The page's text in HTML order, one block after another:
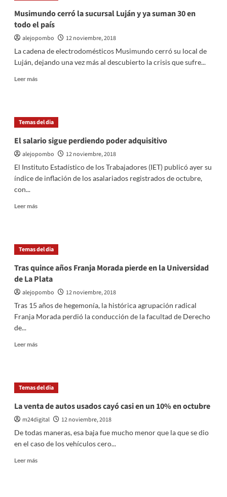
apuesta
por
Aerolíneas,
no
a
Musimundo cerró la sucursal Luján y ya suman 30 en
todo el país
alejopombo
12 noviembre, 2018
La cadena de electrodomésticos Musimundo cerró su local de
Luján, dejando una vez más al descubierto la crisis que sufre...
Leer másLeer
cerró
la
Luján
y
ya
30
Temas del dia
El salario sigue perdiendo poder adquisitivo
alejopombo
12 noviembre, 2018
El Instituto Estadístico de los Trabajadores (IET) publicó ayer su
índice de inflación de los asalariados registrados de octubre,
con...
Leer másLeer
salario
sigue
poder
adquisitivo
Temas del dia
Tras quince años Franja Morada pierde en la Universidad
de La Plata
alejopombo
12 noviembre, 2018
Tras 15 años de hegemonía, la histórica agrupación radical
Franja Morada perdió la conducción de la facultad de Derecho
de...
Leer másLeer
quince
años
Morada
pierde
Universidad
de
Temas del dia
La venta de autos usados cayó casi en un 10% en octubre
m24digital
12 noviembre, 2018
De todas maneras, esa baja fue mucho menor que la que se dio
en el caso de los vehículos cero...
Leer másLeer